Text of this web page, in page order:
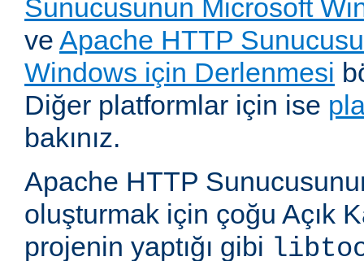
Sunucusunun Microsoft
ve Apache HTTP
Windows için Derlenmesi
Diğer platformlar için ise
bakınız.
Apache HTTP
oluşturmak için çoğu Açık
projenin yaptığı gibi